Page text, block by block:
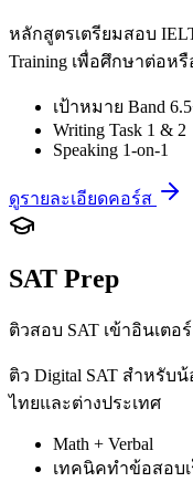
หลักสูตรเตรียมสอบ
Training เพื่อศึกษาต่อห
เป้าหมาย Band
Writing Task 1 & 2
Speaking 1-on-1
ดูรายละเอียดคอร์ส
SAT Prep
ติวสอบ SAT เข้าอินเตอร์
ติว Digital SAT สำหรับ
ไทยและต่างประเทศ
Math + Verbal
เทคนิคทำข้อสอบเ